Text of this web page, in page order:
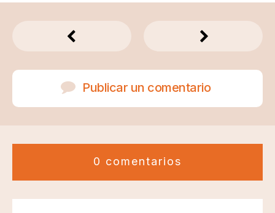
Publicar un comentario
0 comentarios